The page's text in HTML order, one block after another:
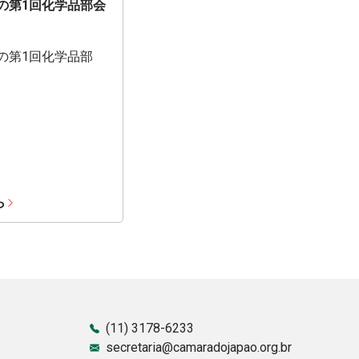
第1回化学品部会
第1回化学品部
(11) 3178-6233
secretaria@camaradojapao.org.br